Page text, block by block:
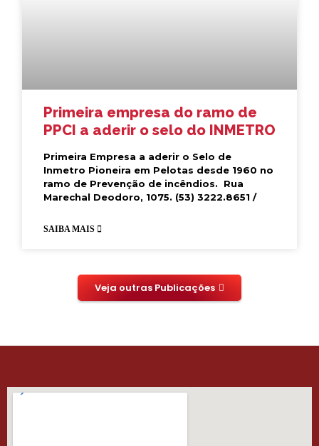
Primeira empresa do ramo de
PPCI a aderir o selo do INMETRO
Primeira Empresa a aderir o Selo de
Inmetro Pioneira em Pelotas desde 1960 no
ramo de Prevenção de incêndios. Rua
Marechal Deodoro, 1075. (53) 3222.8651 /
SAIBA MAIS
Veja outras Publicações